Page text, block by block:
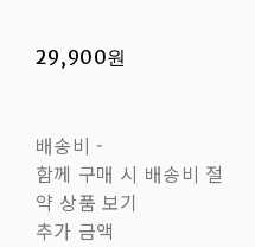
29,900원
배송비 -
함께 구매 시 배송비 절
약 상품 보기
추가 금액